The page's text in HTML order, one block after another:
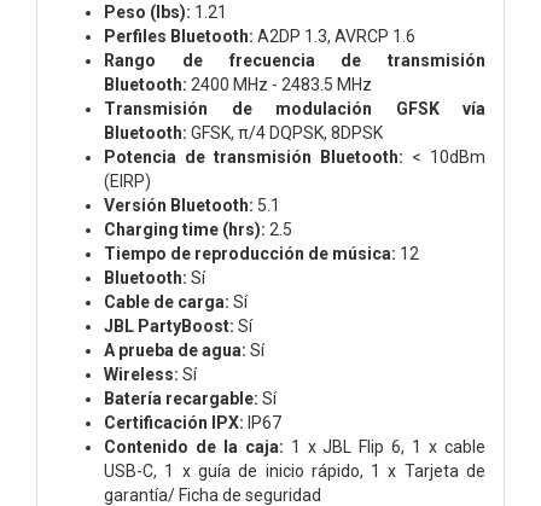
Peso (lbs): 1.21
Perfiles Bluetooth: A2DP 1.3, AVRCP 1.6
Rango de frecuencia de transmisión
Bluetooth: 2400 MHz - 2483.5 MHz
Transmisión de modulación GFSK vía
Bluetooth: GFSK, π/4 DQPSK, 8DPSK
Potencia de transmisión Bluetooth: < 10dBm
(EIRP)
Versión Bluetooth: 5.1
Charging time (hrs): 2.5
Tiempo de reproducción de música: 12
Bluetooth: Sí
Cable de carga: Sí
JBL PartyBoost: Sí
A prueba de agua: Sí
Wireless: Sí
Batería recargable: Sí
Certificación IPX: IP67
Contenido de la caja: 1 x JBL Flip 6, 1 x cable
USB-C, 1 x guía de inicio rápido, 1 x Tarjeta de
garantía/ Ficha de seguridad